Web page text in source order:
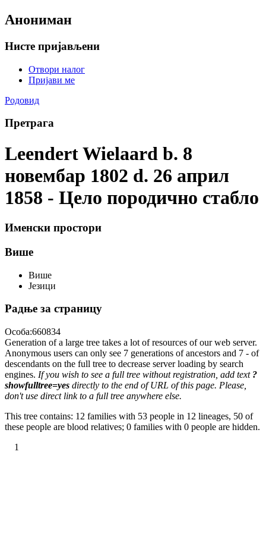
Анониман
Нисте пријављени
Отвори налог
Пријави ме
Родовид
Претрага
Leendert Wielaard b. 8
новембар 1802 d. 26 април
1858 - Цело породично стабло
Именски простори
Више
Више
Језици
Радње за страницу
Особа:660834
Generation of a large tree takes a lot of resources of our web server.
Anonymous users can only see 7 generations of ancestors and 7 - of
descendants on the full tree to decrease server loading by search
engines. If you wish to see a full tree without registration, add text ?
showfulltree=yes directly to the end of URL of this page. Please,
don't use direct link to a full tree anywhere else.
This tree contains: 12 families with 53 people in 12 lineages, 50 of
these people are blood relatives; 0 families with 0 people are hidden.
1